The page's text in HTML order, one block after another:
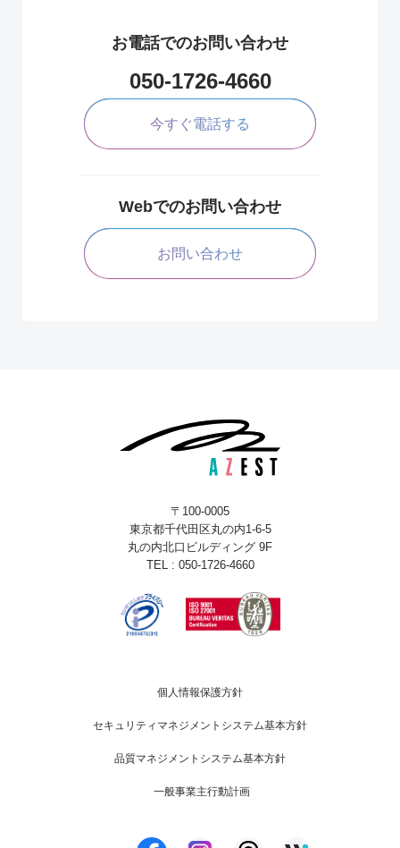
お電話でのお問い合わせ
050-1726-4660
今すぐ電話する
Webでのお問い合わせ
お問い合わせ
〒100-0005
東京都千代田区丸の内1-6-5
丸の内北口ビルディング 9F
TEL : 050-1726-4660
個人情報保護方針
セキュリティマネジメントシステム基本方針
品質マネジメントシステム基本方針
一般事業主行動計画